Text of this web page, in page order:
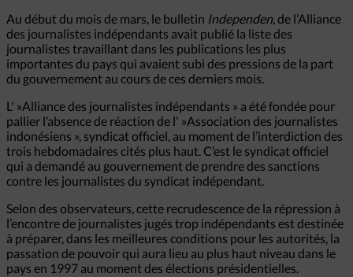
Au début du mois de mars, le bulletin Independen, de l’Alliance
des journalistes indépendants avait publié la liste des
journalistes travaillant dans les publications les plus
importantes du pays qui avaient subi des pressions de la part
du gouvernement au cours de ces derniers mois.
L' »Alliance des journalistes indépendants » a été fondée pour
pallier l’absence de réaction de l' »Association des journalistes
indonésiens », syndicat officiel, au moment de l’interdiction des
trois hebdomadaires cités plus haut. C’est le syndicat officiel
qui a demandé au gouvernement de prendre des sanctions
contre les journalistes du syndicat indépendant.
Selon des observateurs, cette recrudescence de la répression à
l’encontre de journalistes jugés trop indépendants est destinée
à préparer, dans les meilleures conditions pour les autorités, la
passation de pouvoir qui aura lieu au plus haut niveau dans le
pays en 1997 au moment des élections présidentielles.